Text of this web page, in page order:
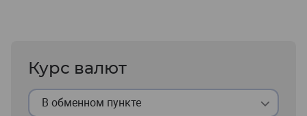
Курс валют
В обменном пункте